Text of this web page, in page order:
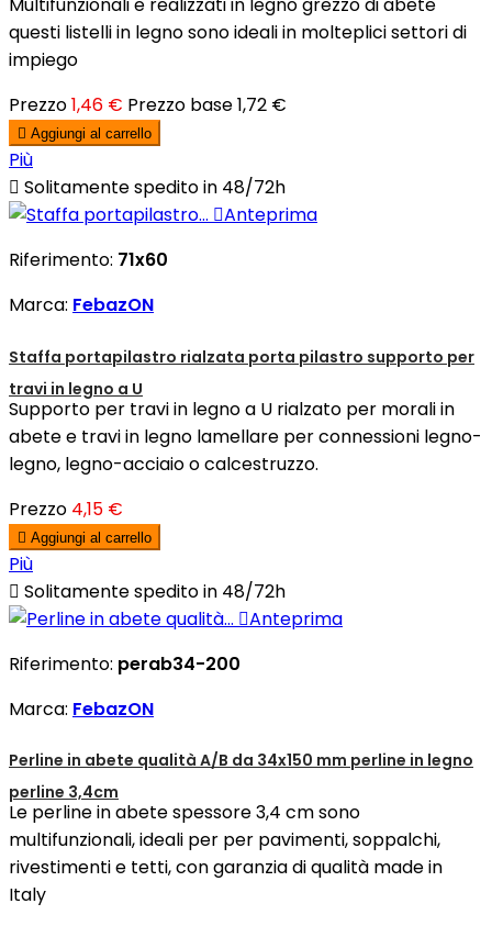
Multifunzionali e realizzati in legno grezzo di abete
questi listelli in legno sono ideali in molteplici settori di
impiego
Prezzo1,46 € Prezzo base1,72 €
 Aggiungi al carrello
Più
 Solitamente spedito in 48/72h
Anteprima
Riferimento: 71x60
Marca: FebazON
Staffa portapilastro rialzata porta pilastro supporto per
travi in legno a U
Supporto per travi in legno a U rialzato per morali in
abete e travi in legno lamellare per connessioni legno-
legno, legno-acciaio o calcestruzzo.
Prezzo 4,15 €
 Aggiungi al carrello
Più
 Solitamente spedito in 48/72h
Anteprima
Riferimento: perab34-200
Marca: FebazON
Perline in abete qualità A/B da 34x150 mm perline in legno
perline 3,4cm
Le perline in abete spessore 3,4 cm sono
multifunzionali, ideali per per pavimenti, soppalchi,
rivestimenti e tetti, con garanzia di qualità made in
Italy